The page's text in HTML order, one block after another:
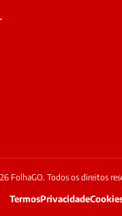
FolhaGO. Todos os direitos
TermosPrivacidade